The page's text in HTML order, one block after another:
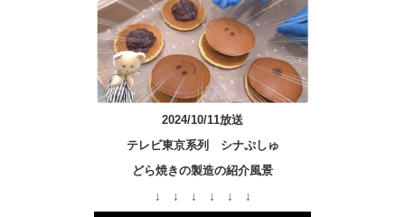
2024/10/11放送
テレビ東京系列 シナぷしゅ
どら焼きの製造の紹介風景
↓ ↓ ↓ ↓ ↓ ↓